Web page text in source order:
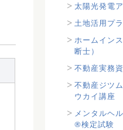
太陽光発電
土地活用プ
ホームイン
断士）
不動産実務
不動産ジツ
ウカイ講座
メンタルヘ
®検定試験